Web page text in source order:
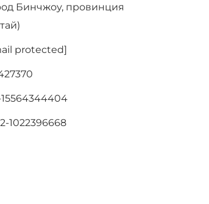
Бинчжоу, провинция
protected]
1022396668